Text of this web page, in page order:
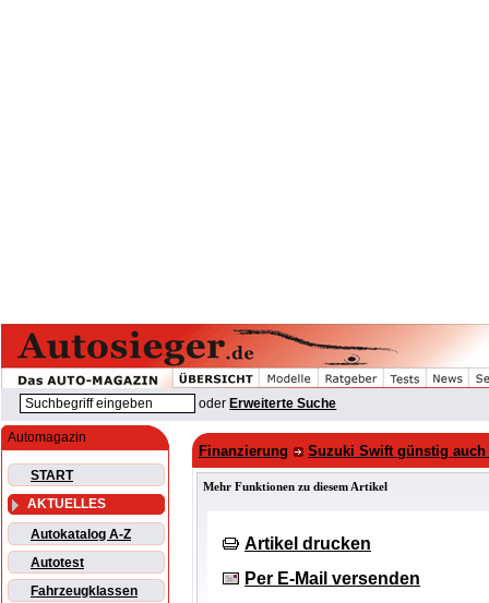
oder Erweiterte Suche
Automagazin
START
AKTUELLES
Autokatalog A-Z
Autotest
Fahrzeugklassen
Finanzierung Suzuki Swift günstig auch
Mehr Funktionen zu diesem Artikel
Artikel drucken
Per E-Mail versenden